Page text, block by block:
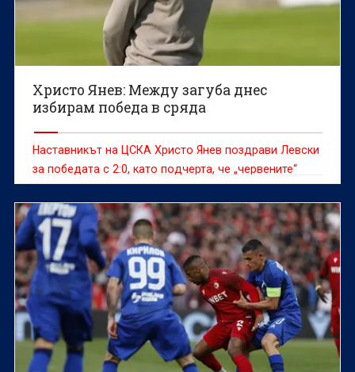
Христо Янев: Между загуба днес
избирам победа в сряда
Наставникът на ЦСКА Христо Янев поздрави Левски
за победата с 2:0, като подчерта, че „червените“
трябва да насочат изцяло вниманието си към
финала за Купата на България срещу Локомотив
(Пловдив) в сряда.